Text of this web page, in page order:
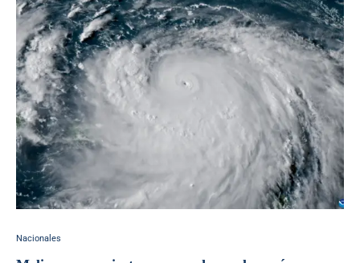
Nacionales